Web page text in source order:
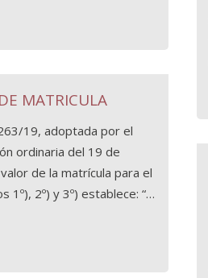
MATRICULA
19, adoptada por el
ordinaria del 19 de
de la matrícula para el
1º), 2º) y 3º) establece: “…